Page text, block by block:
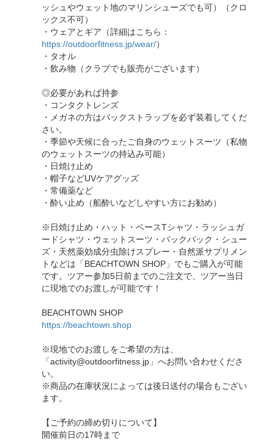
ッシュやウェット地のマリンシューズでも可）（クロ
ックス不可）
・ウェアとギア（詳細はこちら：
https://outdoorfitness.jp/wear/）
​・タオル
・飲み物（クラブでも販売がございます）
◎必要があれば持参
・コンタクトレンズ
・メガネの方はバックストラップを必ず装着してくだ
さい。
・季節や天候に合ったご自身のウェットスーツ（私物
のウェットスーツの持込み可能）
・日焼け止め
・帽子などUVケアグッズ
・常備薬など
・酔い止め（船酔いなどしやすい方にお勧め）
※日焼け止め・ハット・ベースTシャツ・ラッシュガ
ードシャツ・ウェットスーツ・バックパック・シュー
ズ・天然薬効成分虫除けスプレー・自然派サプリメン
トなどは「BEACHTOWN SHOP」でもご購入が可能
です。ツアー参加5日前までのご注文で、ツアー当日
に現地でのお渡しが可能です！
BEACHTOWN SHOP
https://beachtown.shop
※現地でのお渡しをご希望の方は、
「activity@outdoorfitness.jp」へお問い合わせくださ
い。
※商品の在庫状況によっては後日送付の場合もござい
ます。
【ご予約の締め切りについて】
開催前日の17時まで